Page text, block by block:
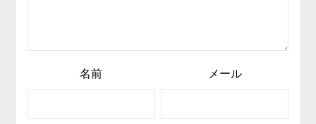
名前 メール